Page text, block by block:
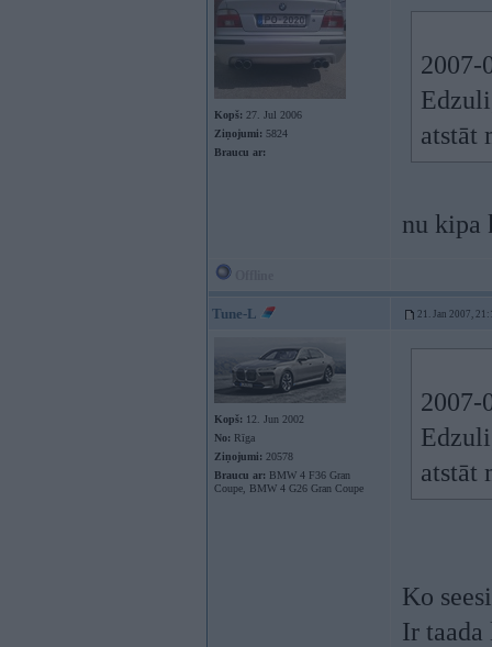
Kopš: 27. Jul 2006
Ziņojumi: 5824
Braucu ar:
2007-
atstāt
nu kipa
Tune-L 21. Jan 2007,
Kopš: 12. Jun 2002
No: Rīga
Ziņojumi: 20578
Braucu ar: BMW 4 F36 Gran
Coupe, BMW 4 G26 Gran Coupe
2007-
atstāt
Ko
Ir